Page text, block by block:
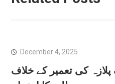
December 4, 2025
پلازہ کی تعمیر کے خلاف